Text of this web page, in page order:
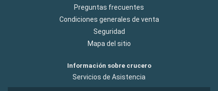
Preguntas frecuentes
Condiciones generales de venta
Seguridad
Mapa del sitio
Información sobre crucero
Servicios de Asistencia